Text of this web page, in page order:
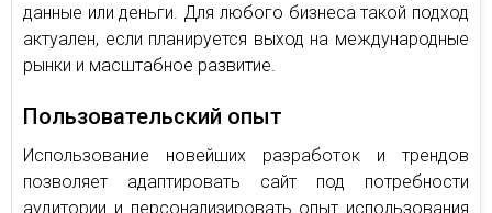
данные или деньги. Для любого бизнеса такой подход
актуален, если планируется выход на международные
рынки и масштабное развитие.
Пользовательский опыт
Использование новейших разработок и трендов
позволяет адаптировать сайт под потребности
аудитории и персонализировать опыт использования